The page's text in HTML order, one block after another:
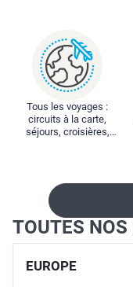
Tous les voyages :
circuits à la carte,
séjours, croisières,
TOUTES NOS
EUROPE